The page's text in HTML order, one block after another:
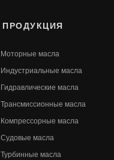
ПРОДУКЦИЯ
Моторные масла
Индустриальные масла
Гидравлические масла
Трансмиссионные масла
Компрессорные масла
Судовые масла
Турбинные масла